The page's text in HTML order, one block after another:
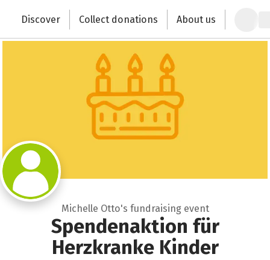
Change the world with your donation
Discover Collect donations About us
Michelle Otto's fundraising event
Spendenaktion für
Herzkranke Kinder